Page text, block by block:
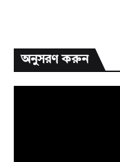
অনুসরণ করুন